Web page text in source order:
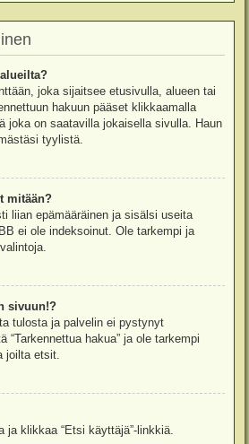
joka sijaitsee etusivulla, alueen tai
hakuun pääset klikkaamalla
joka on saatavilla jokaisella sivulla. Haun
tyylistä.
mitään?
liian epämääräinen ja sisälsi useita
ei ole indeksoinut. Ole tarkempi ja
sivuun!?
tulosta ja palvelin ei pystynyt
“Tarkennettua hakua” ja ole tarkempi
joilta etsit.
ja klikkaa “Etsi käyttäjä”-linkkiä.